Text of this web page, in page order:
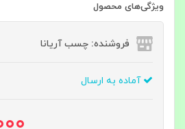
ویژگی‌های محصول
فروشنده: چسب آریانا
آماده به ارسال